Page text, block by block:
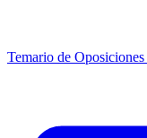
Temario de Oposiciones